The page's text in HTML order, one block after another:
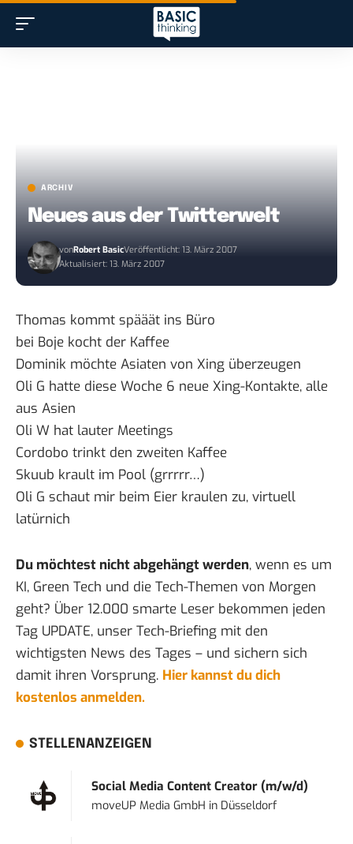
ARCHIV
Neues aus der Twitterwelt
vonRobert BasicVeröffentlicht: 13. März 2007
Aktualisiert: 13. März 2007
Thomas kommt spääät ins Büro
bei Boje kocht der Kaffee
Dominik möchte Asiaten von Xing überzeugen
Oli G hatte diese Woche 6 neue Xing-Kontakte, alle
aus Asien
Oli W hat lauter Meetings
Cordobo trinkt den zweiten Kaffee
Skuub krault im Pool (grrrrr…)
Oli G schaut mir beim Eier kraulen zu, virtuell
latürnich
Du möchtest nicht abgehängt werden, wenn es um
KI, Green Tech und die Tech-Themen von Morgen
geht? Über 12.000 smarte Leser bekommen jeden
Tag UPDATE, unser Tech-Briefing mit den
wichtigsten News des Tages – und sichern sich
damit ihren Vorsprung. Hier kannst du dich
kostenlos anmelden.
STELLENANZEIGEN
Social Media Content Creator (m/w/d)
moveUP Media GmbH in Düsseldorf